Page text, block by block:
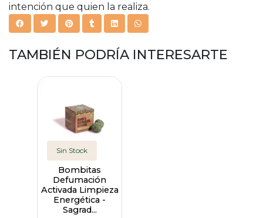
intención que quien la realiza.
TAMBIÉN PODRÍA INTERESARTE
Sin Stock
Bombitas
Defumación
Activada Limpieza
Energética -
Sagrad...